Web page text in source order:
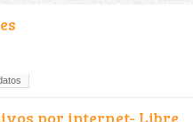
por internet- Libre